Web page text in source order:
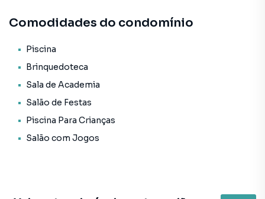
* Mais de 550m²;
* Piscina;
* Piscina infantil;
* Bar piscina;
* Brinquedoteca;
* Academia;
* Sala de jogos;
* Lareira;
Comodidades do condomínio
Piscina
Brinquedoteca
Sala de Academia
Salão de Festas
Piscina Para Crianças
Salão com Jogos